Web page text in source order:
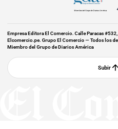
Miembro del Grupo de Diarios América
Empresa Editora El Comercio. Calle Paracas
Elcomercio.pe. Grupo El Comercio — Todos los
Miembro del Grupo de Diarios América
Subir